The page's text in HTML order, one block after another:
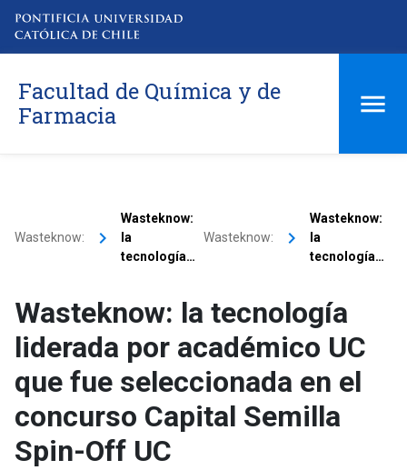
Facultad de Química y de
Farmacia
Wasteknow: keyboard_arrow_right
Wasteknow:
la
tecnología…
Wasteknow: keyboard_arrow_right
Wasteknow:
la
tecnología…
Wasteknow: la tecnología
liderada por académico UC
que fue seleccionada en el
concurso Capital Semilla
Spin-Off UC